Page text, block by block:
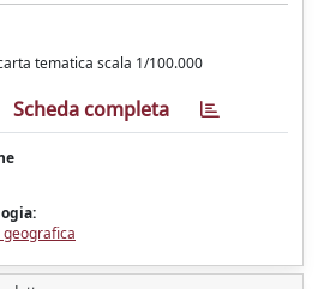
tematica scala 1/100.000
Scheda completa
geografica